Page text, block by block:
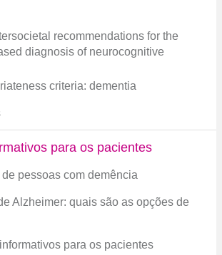
recommendations for the
diagnosis of neurocognitive
criteria: dementia
para os pacientes
pessoas com demência
Alzheimer: quais são as opções de
para os pacientes